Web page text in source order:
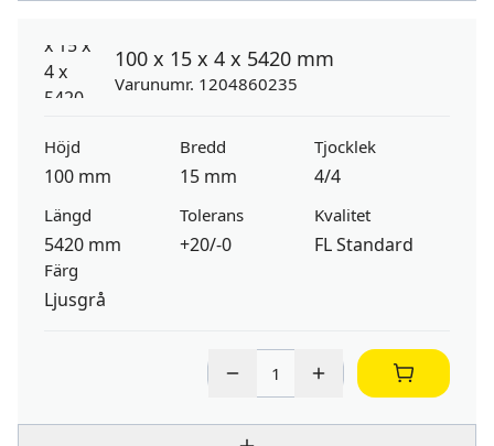
100 x 15 x 4 x 5420 mm
Varunumr. 1204860235
Höjd
100 mm
Bredd
15 mm
Tjocklek
4/4
Längd
5420 mm
Tolerans
+20/-0
Kvalitet
FL Standard
Färg
Ljusgrå